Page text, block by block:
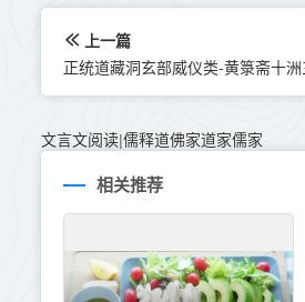
上一篇
正统道藏洞玄部威仪类-黄箓斋十
文言文阅读|儒释道佛家道家儒家
相关推荐